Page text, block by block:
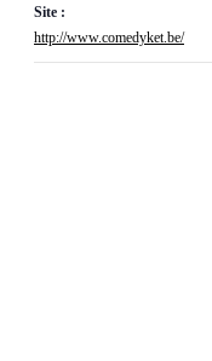
Site :
http://www.comedyket.be/